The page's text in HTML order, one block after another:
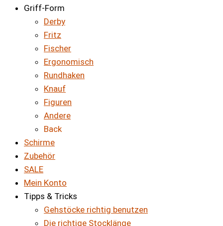
Griff-Form
Derby
Fritz
Fischer
Ergonomisch
Rundhaken
Knauf
Figuren
Andere
Back
Schirme
Zubehör
SALE
Mein Konto
Tipps & Tricks
Gehstöcke richtig benutzen
Die richtige Stocklänge